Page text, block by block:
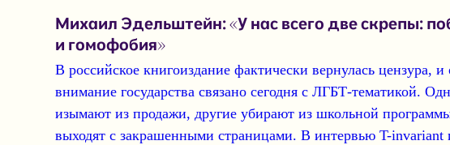
Михаил Эдельштейн: «У нас всего две скрепы:
и гомофобия»
В российское книгоиздание фактически вернулась цензура, и
внимание государства связано сегодня с ЛГБТ-тематикой.
изымают из продажи, другие убирают из школьной
выходят с закрашенными страницами. В интервью T-invariant